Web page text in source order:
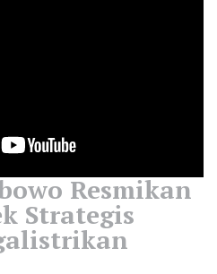
Resmikan
Strategis